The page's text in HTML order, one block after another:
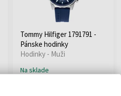
Tommy Hilfiger 1791791 -
Pánske hodinky
Hodinky - Muži
Na sklade